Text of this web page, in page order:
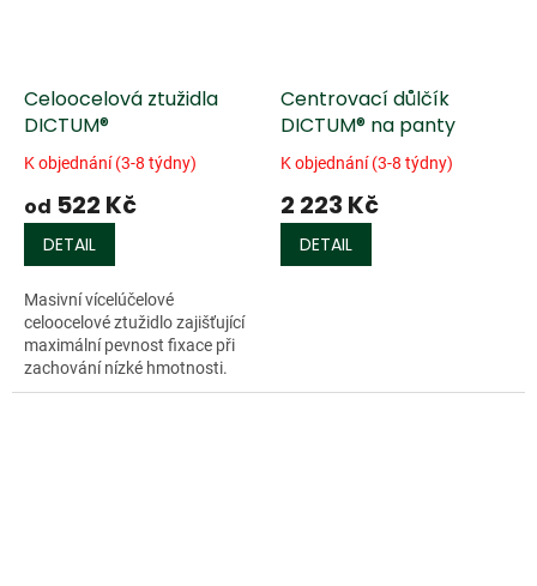
Celoocelová ztužidla
DICTUM®
K objednání (3-8 týdny)
od 522 Kč
DETAIL
Masivní vícelúčelové
celoocelové ztužidlo zajišťující
maximální pevnost fixace při
zachování nízké hmotnosti.
Poniklované rameno a
Centrovací důlčík
DICTUM® na panty
K objednání (3-8 týdny)
2 223 Kč
DETAIL